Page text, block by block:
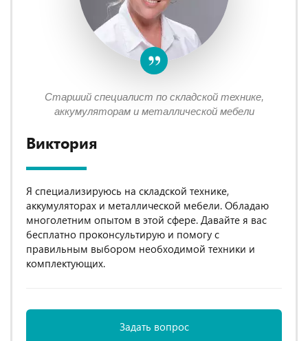
Старший специалист по складской технике,
аккумуляторам и металлической мебели
Виктория
Я специализируюсь на складской технике,
аккумуляторах и металлической мебели. Обладаю
многолетним опытом в этой сфере. Давайте я вас
бесплатно проконсультирую и помогу с
правильным выбором необходимой техники и
комплектующих.
Задать вопрос